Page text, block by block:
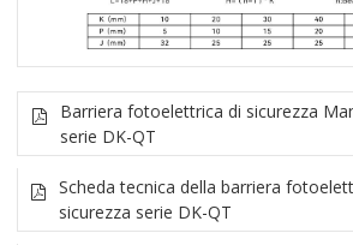
Barriera fotoelettrica di sicurezza
serie DK-QT
Scheda tecnica della barriera
sicurezza serie DK-QT